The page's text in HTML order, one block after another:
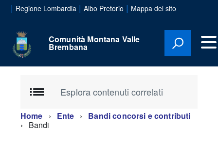
| Regione Lombardia | Albo Pretorio | Mappa del sito
Comunità Montana Valle
Brembana
Esplora contenuti correlati
Home Ente
Bandi concorsi e contributi
Bandi